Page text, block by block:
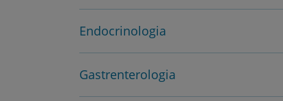
Endocrinologia
Gastrenterologia